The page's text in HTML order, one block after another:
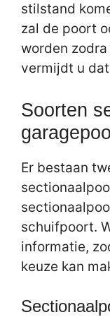
stilstand
zal de poort
worden
vermijdt u
Soorten
Er bestaan
schuifpoort.
informatie,
keuze kan